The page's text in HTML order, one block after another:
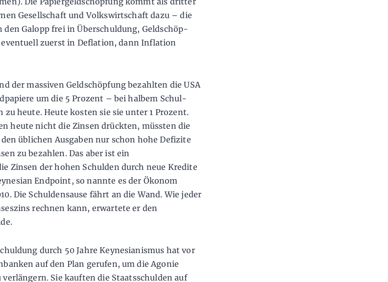
Gesellschaft und Volkswirtschaft dazu – die
den Galopp frei in Überschuldung, Geldschöp­
zuerst in Deflation, dann Inflation
der massiven Geldschöpfung bezahlten die USA
um die 5 Prozent – bei halbem Schul­
zu heute. Heute kosten sie sie unter 1 Prozent.
heute nicht die Zinsen drückten, müssten die
üblichen Ausgaben nur schon hohe Defizite
zu bezahlen. Das aber ist ein
Zinsen der hohen Schulden durch neue Kredite
Endpoint, so nannte es der Ökonom
Die Schulden­sause fährt an die Wand. Wie jeder
rechnen kann, erwartete er den
durch 50 Jahre Keynesianismus hat vor
auf den Plan gerufen, um die Agonie
Sie kauften die Staatsschulden auf